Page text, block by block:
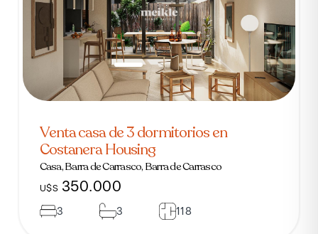
Venta casa de 3 dormitorios en
Costanera Housing
Casa, Barra de Carrasco, Barra de Carrasco
U$S 350.000
3 3 118